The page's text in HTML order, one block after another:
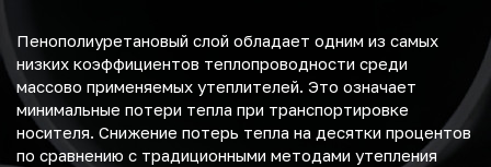
Пенополиуретановый слой обладает одним из самых
низких коэффициентов теплопроводности среди
массово применяемых утеплителей. Это означает
минимальные потери тепла при транспортировке
носителя. Снижение потерь тепла на десятки процентов
по сравнению с традиционными методами утепления